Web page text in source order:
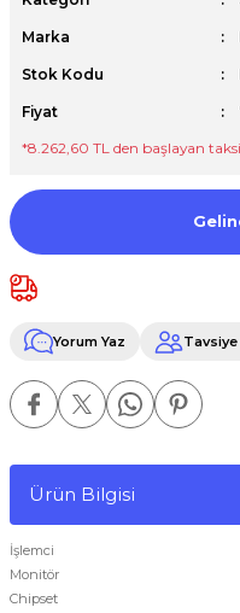
/ XPS+GPU
Marka
Stok Kodu
Fiyat
*8.262,60 TL den başlayan
Yorum Yaz Tavsiye
Ürün Bilgisi
İşlemci
Monitör
Chipset